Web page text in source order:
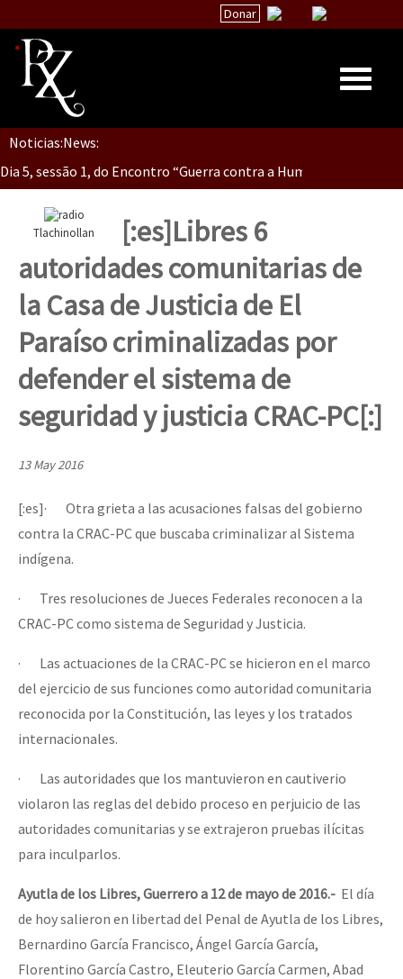
Donar
Inicio
Quiénes Somos
La palabra del EZLN
TEMAS
Chiapas
México
Latinoamérica
Mundo
AutonomÍa y Resistencia
Megaproyectos
Presos
Mujeres
Niñxs
ETIQUETAS
Fotorreportaje
Video
Otras secciones
Semillero Guerra contra la Humanidad. (Las poblaciones y
la naturaleza bajo asedio)
Noticias:News:
Dia 5, Sessão 2, Encontro “Guerra contra la Humanidad”
Dia 5, sessão 1, do Encontro “Guerra contra a Humanidade”(As
Dia 4 – Encontro “Guerra contra a Humanidade” (As populações
Dia 3 do Encontro “Guerra contra a Humanidade”
Dia 2 do Encontro “Guerra contra a Humanidad”
Dia 1: Encontro “Guerra contra a Humanidade”
[CDMX – 20 julio] Jornadas globales por la libertad de Jesús
“Sonhando a Terra do Bem Virá” se publica no Estado Espanhol
Se o México sabe, que o mundo saiba! Nossas lutas pela
[25 abr – CDMX] Tokín por el CNI: 30 años de Resistencia y
Tlachinollan
[:es]Libres 6
autoridades comunitarias de
la Casa de Justicia de El
Paraíso criminalizadas por
defender el sistema de
seguridad y justicia CRAC-PC[:]
13 May 2016
[:es]· Otra grieta a las acusaciones falsas del gobierno
contra la CRAC-PC que buscaba criminalizar al Sistema
indígena.
· Tres resoluciones de Jueces Federales reconocen a la
CRAC-PC como sistema de Seguridad y Justicia.
· Las actuaciones de la CRAC-PC se hicieron en el marco
del ejercicio de sus funciones como autoridad comunitaria
reconocida por la Constitución, las leyes y los tratados
internacionales.
· Las autoridades que los mantuvieron en cautiverio
violaron las reglas del debido proceso en perjuicio de las
autoridades comunitarias y se extrajeron pruebas ilícitas
para inculparlos.
Ayutla de los Libres, Guerrero a 12 de mayo de 2016.- El día
de hoy salieron en libertad del Penal de Ayutla de los Libres,
Bernardino García Francisco, Ángel García García,
Florentino García Castro, Eleuterio García Carmen, Abad